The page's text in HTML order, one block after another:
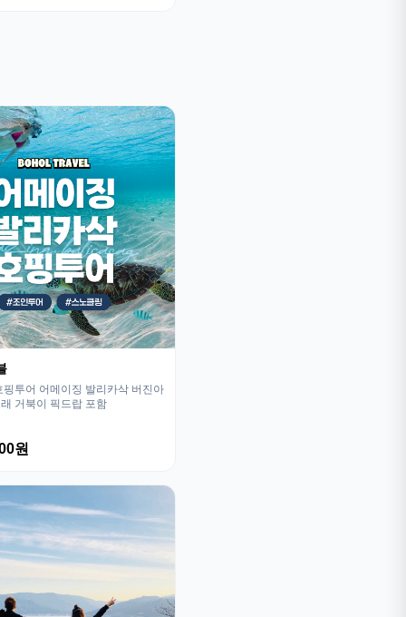
핑투어 어메이징 발리카삭 버진아
거북이 픽드랍 포함
원